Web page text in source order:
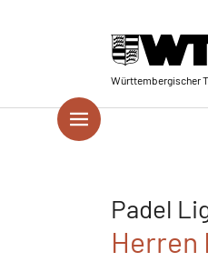
Württembergischer
Padel
Herren